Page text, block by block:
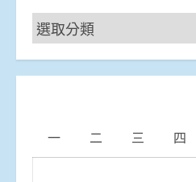
新
聞
分
一 二 三 四